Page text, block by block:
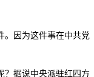
。因为这件事在中共党
？据说中央派驻红四方